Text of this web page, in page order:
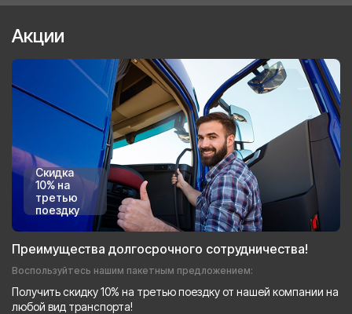
Акции
Скидка
10% на
третью
поездку
Преимущества долгосрочного сотрудничества!
Воспользуйтесь нашим пакетным предложением:
Получить скидку 10% на третью поездку от нашей компании на
любой вид транспорта!